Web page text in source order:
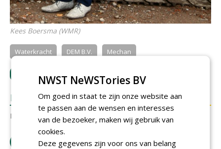
Kees Boersma (WMR)
Waterkracht DEM B.V. Mechan
LOGIN met je e-mailadres om te reageren.
REACTIES
Er zijn nog geen reacties.
download artikel
NWST NeWSTories BV
Om goed in staat te zijn onze website aan
te passen aan de wensen en interesses
van de bezoeker, maken wij gebruik van
cookies.
Deze gegevens zijn voor ons van belang